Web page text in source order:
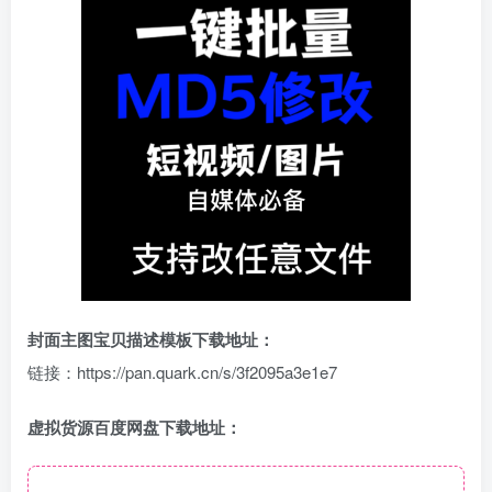
封面主图宝贝描述模板下载地址：
链接：https://pan.quark.cn/s/3f2095a3e1e7
虚拟货源百度网盘下载地址：